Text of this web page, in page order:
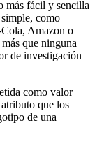
más fácil y sencilla
como
Amazon o
que ninguna
de investigación
como valor
que los
de una